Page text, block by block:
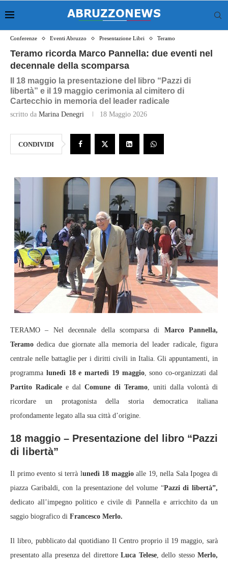
Conferenze Eventi Abruzzo Presentazione Libri Teramo
Teramo ricorda Marco Pannella: due eventi nel
decennale della scomparsa
Il 18 maggio la presentazione del libro “Pazzi di
libertà” e il 19 maggio cerimonia al cimitero di
Cartecchio in memoria del leader radicale
scritto da Marina Denegri 18 Maggio 2026
CONDIVIDI
TERAMO – Nel decennale della scomparsa di Marco Pannella,
Teramo dedica due giornate alla memoria del leader radicale, figura
centrale nelle battaglie per i diritti civili in Italia. Gli appuntamenti, in
programma lunedì 18 e martedì 19 maggio, sono co-organizzati dal
Partito Radicale e dalComune di Teramo, uniti dalla volontà di
ricordare un protagonista della storia democratica italiana
profondamente legato alla sua città d’origine.
18 maggio – Presentazione del libro “Pazzi
di libertà”
Il primo evento si terrà lunedì 18 maggioalle 19, nella Sala Ipogea di
piazza Garibaldi, con la presentazione del volume “Pazzi di libertà”,
dedicato all’impegno politico e civile di Pannella e arricchito da un
saggio biografico di Francesco Merlo.
Il libro, pubblicato dal quotidiano Il Centro proprio il 19 maggio, sarà
presentato alla presenza del direttoreLuca Telese, dello stessoMerlo,